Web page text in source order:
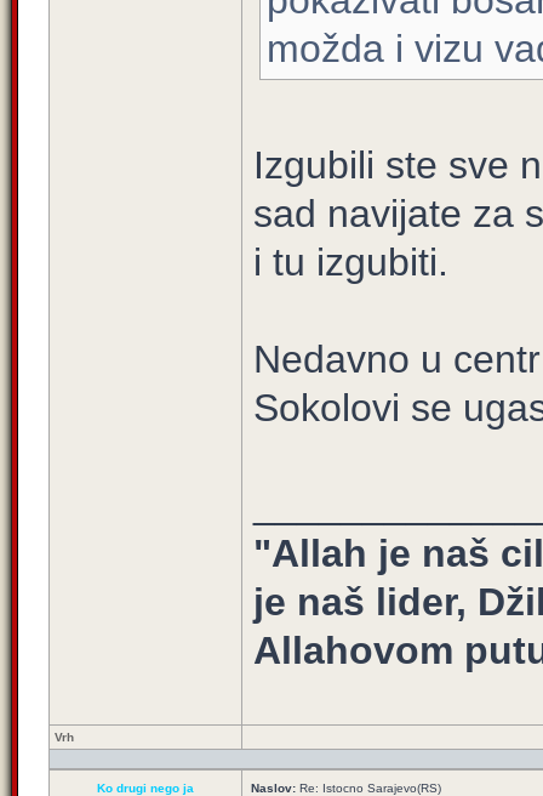
možda i vizu
Izgubili ste sve
sad navijate za
i tu izgubiti.
Nedavno u
Sokolovi se
"Allah je naš
je naš lider,
Allahovom
Vrh
Ko drugi nego ja Naslov: Re: Istocno Sarajevo(RS)